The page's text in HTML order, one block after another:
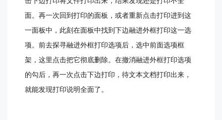
面。再一次回到打印的面板，或者重新点击打印进到这
一面板中，此刻在面板中找到下边融进外框打印这一选
项。前去探寻融进外框打印选项后，选中前面选项框
架，这里点击把它彻底删除。在撤消融进外框打印选项
的勾后，再一次点击下边打印，待文本文档打印出来，
就能发现打印说明全面了。